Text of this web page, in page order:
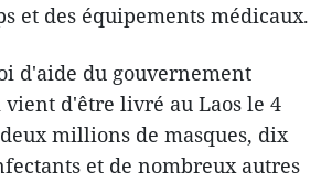
et des équipements médicaux.
d'aide du gouvernement
d'être livré au Laos le 4
millions de masques, dix
et de nombreux autres